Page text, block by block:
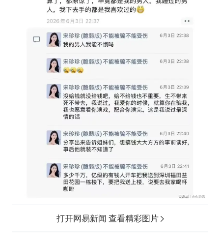
打开网易新闻 查看精彩图片